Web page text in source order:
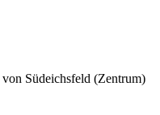
von Südeichsfeld (Zentrum)